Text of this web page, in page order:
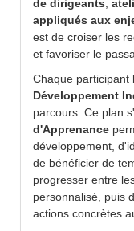
de dirigeants,
appliqués aux
est de croiser les
et favoriser le
Chaque participant
Développement
parcours. Ce plan
d'Apprenance
développement,
de bénéficier de
progresser entre
personnalisé, puis
actions concrètes